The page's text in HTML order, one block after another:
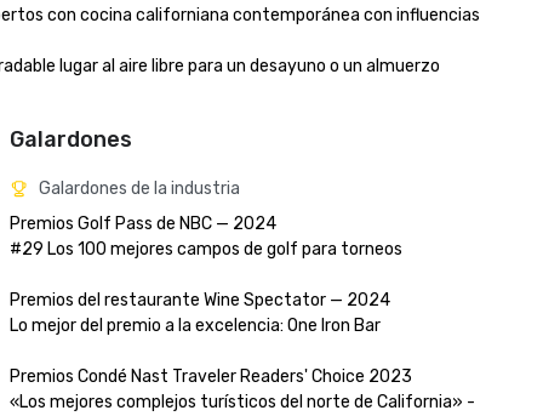
con cocina californiana contemporánea con influencias
lugar al aire libre para un desayuno o un almuerzo
Galardones
Galardones de la industria
Premios Golf Pass de NBC — 2024
#29 Los 100 mejores campos de golf para torneos
Premios del restaurante Wine Spectator — 2024
Lo mejor del premio a la excelencia: One Iron Bar
Premios Condé Nast Traveler Readers' Choice 2023
«Los mejores complejos turísticos del norte de California» -